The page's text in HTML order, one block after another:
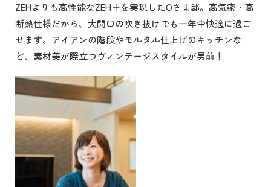
ZEHよりも高性能なZEH＋を実現したOさま邸。高気密・高
断熱仕様だから、大開口の吹き抜けでも一年中快適に過ご
せます。アイアンの階段やモルタル仕上げのキッチンな
ど、素材美が際立つヴィンテージスタイルが男前！